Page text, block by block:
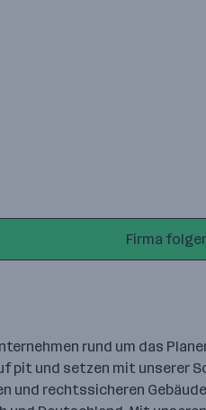
Firma
rund um das
pit und setzen mit unserer
und rechtssicheren